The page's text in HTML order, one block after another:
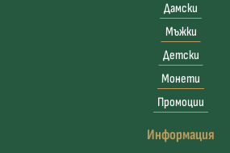
Дамски
Мъжки
Детски
Монети
Промоции
Информация